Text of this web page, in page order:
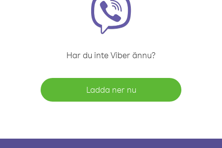
Har du inte Viber ännu?
Ladda ner nu